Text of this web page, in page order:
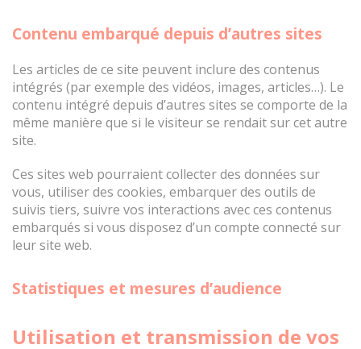
Contenu embarqué depuis d’autres sites
Les articles de ce site peuvent inclure des contenus
intégrés (par exemple des vidéos, images, articles…). Le
contenu intégré depuis d’autres sites se comporte de la
même manière que si le visiteur se rendait sur cet autre
site.
Ces sites web pourraient collecter des données sur
vous, utiliser des cookies, embarquer des outils de
suivis tiers, suivre vos interactions avec ces contenus
embarqués si vous disposez d’un compte connecté sur
leur site web.
Statistiques et mesures d’audience
Utilisation et transmission de vos